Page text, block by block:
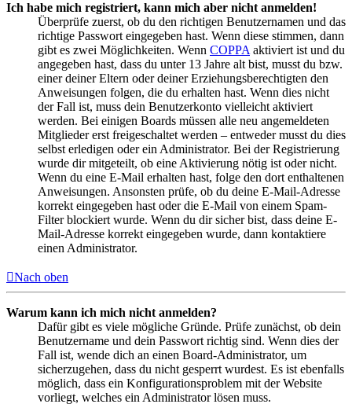
Ich habe mich registriert, kann mich aber nicht anmelden!
Überprüfe zuerst, ob du den richtigen Benutzernamen und das
richtige Passwort eingegeben hast. Wenn diese stimmen, dann
gibt es zwei Möglichkeiten. Wenn COPPA aktiviert ist und du
angegeben hast, dass du unter 13 Jahre alt bist, musst du bzw.
einer deiner Eltern oder deiner Erziehungsberechtigten den
Anweisungen folgen, die du erhalten hast. Wenn dies nicht
der Fall ist, muss dein Benutzerkonto vielleicht aktiviert
werden. Bei einigen Boards müssen alle neu angemeldeten
Mitglieder erst freigeschaltet werden – entweder musst du dies
selbst erledigen oder ein Administrator. Bei der Registrierung
wurde dir mitgeteilt, ob eine Aktivierung nötig ist oder nicht.
Wenn du eine E-Mail erhalten hast, folge den dort enthaltenen
Anweisungen. Ansonsten prüfe, ob du deine E-Mail-Adresse
korrekt eingegeben hast oder die E-Mail von einem Spam-
Filter blockiert wurde. Wenn du dir sicher bist, dass deine E-
Mail-Adresse korrekt eingegeben wurde, dann kontaktiere
einen Administrator.
Nach oben
Warum kann ich mich nicht anmelden?
Dafür gibt es viele mögliche Gründe. Prüfe zunächst, ob dein
Benutzername und dein Passwort richtig sind. Wenn dies der
Fall ist, wende dich an einen Board-Administrator, um
sicherzugehen, dass du nicht gesperrt wurdest. Es ist ebenfalls
möglich, dass ein Konfigurationsproblem mit der Website
vorliegt, welches ein Administrator lösen muss.